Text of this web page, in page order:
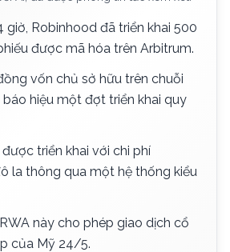
giờ, Robinhood đã triển khai 500
được mã hóa trên Arbitrum.
vốn chủ sở hữu trên chuỗi
báo hiệu một đợt triển khai quy
triển khai với chi phí
la thông qua một hệ thống kiểu
này cho phép giao dịch cổ
của Mỹ 24/5.